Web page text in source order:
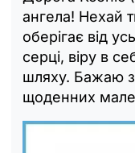
ангела! Нехай
оберігає від
серці, віру в
шляху. Бажаю
щоденних